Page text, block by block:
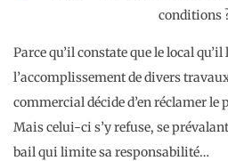
Parce qu’il constate que le local
l’accomplissement de divers
commercial décide d’en réclamer le
Mais celui-ci s’y refuse, se
bail qui limite sa responsabilité…